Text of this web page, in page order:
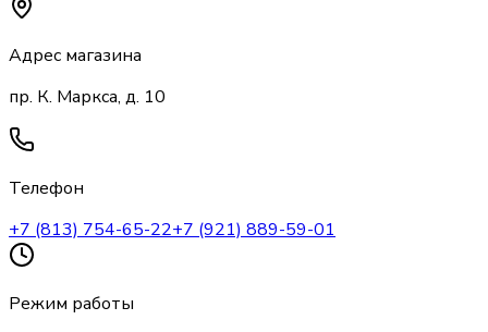
Адрес магазина
пр. К. Маркса, д. 10
Телефон
+7 (813) 754-65-22+7 (921) 889-59-01
Режим работы